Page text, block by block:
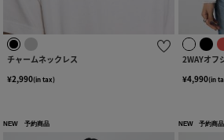
チャームネックレス
¥2,990(in tax)
2WAYオフ
¥4,990(in
NEW 予約商品 NEW 予約商品